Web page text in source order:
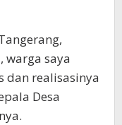
warga saya
dan realisasinya
Desa